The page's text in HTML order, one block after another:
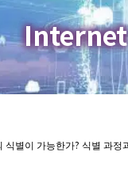
사이버 범죄
Internet
식별이 가능한가? 식별 과정